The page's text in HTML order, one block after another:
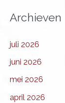
Archieven
juli 2026
juni 2026
mei 2026
april 2026